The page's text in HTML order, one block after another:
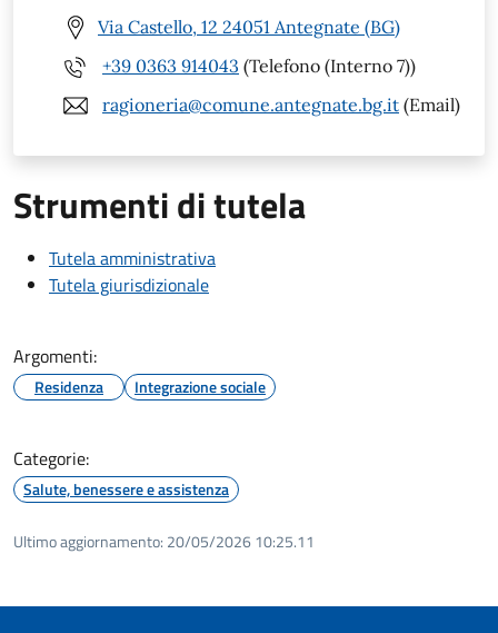
Via Castello, 12 24051 Antegnate (BG)
+39 0363 914043 (Telefono (Interno 7))
ragioneria@comune.antegnate.bg.it (Email)
Strumenti di tutela
Tutela amministrativa
Tutela giurisdizionale
Argomenti:
Residenza Integrazione sociale
Categorie:
Salute, benessere e assistenza
Ultimo aggiornamento: 20/05/2026 10:25.11